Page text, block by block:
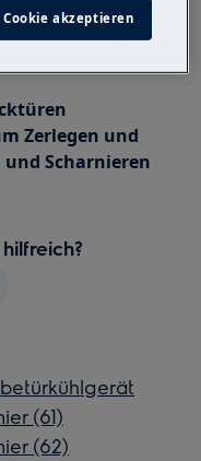
Sicherheitsfolgen
Zerlegen und
Scharnieren
(61)
(62)
Cookie akzeptieren